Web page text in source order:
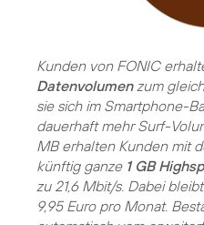
Kunden von FONIC
Datenvolumenzum
sie sich im Smartphone-
dauerhaft mehr Surf-
MB erhalten Kunden mit
künftig ganze 1 GB
zu 21,6 Mbit/s. Dabei
9,95 Euro pro Monat.